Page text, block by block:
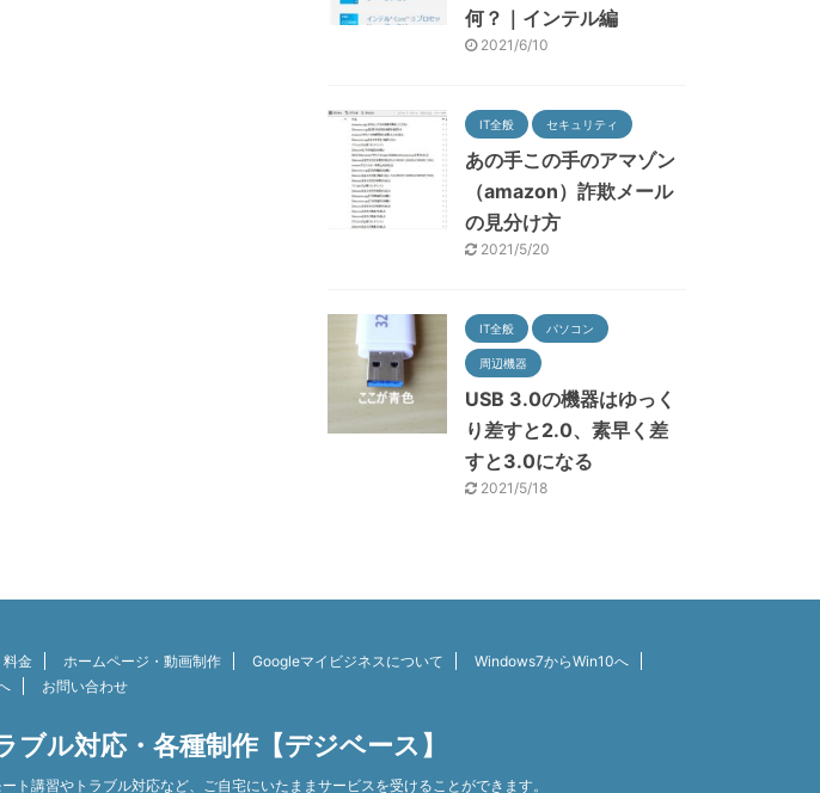
何？｜インテル編
2021/6/10
IT全般 セキュリティ
あの手この手のアマゾン
（amazon）詐欺メール
の見分け方
2021/5/20
IT全般 パソコン
周辺機器
USB 3.0の機器はゆっく
り差すと2.0、素早く差
すと3.0になる
2021/5/18
料金 ホームページ・動画制作 Googleマイビジネスについて
Windows7からWin10へ
お問い合わせ
ル対応・各種制作【デジベース】
講習やトラブル対応など、ご自宅にいたままサービスを受けることができます。